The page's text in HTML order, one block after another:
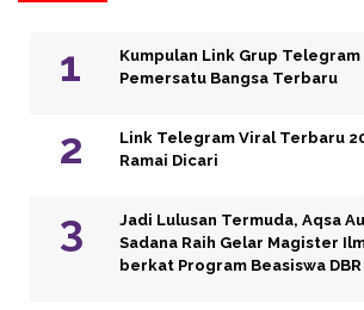
Kumpulan Link Grup
Pemersatu Bangsa Terbaru
Link Telegram Viral Terbaru
Ramai Dicari
Jadi Lulusan Termuda, Aqsa
Sadana Raih Gelar Magister
berkat Program Beasiswa DBR